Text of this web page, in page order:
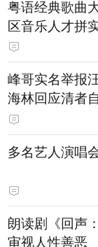
粤语经典歌曲
区音乐人才拼
峰哥实名举报
海林回应清者
多名艺人演唱
朗读剧《回声
审视人性善恶